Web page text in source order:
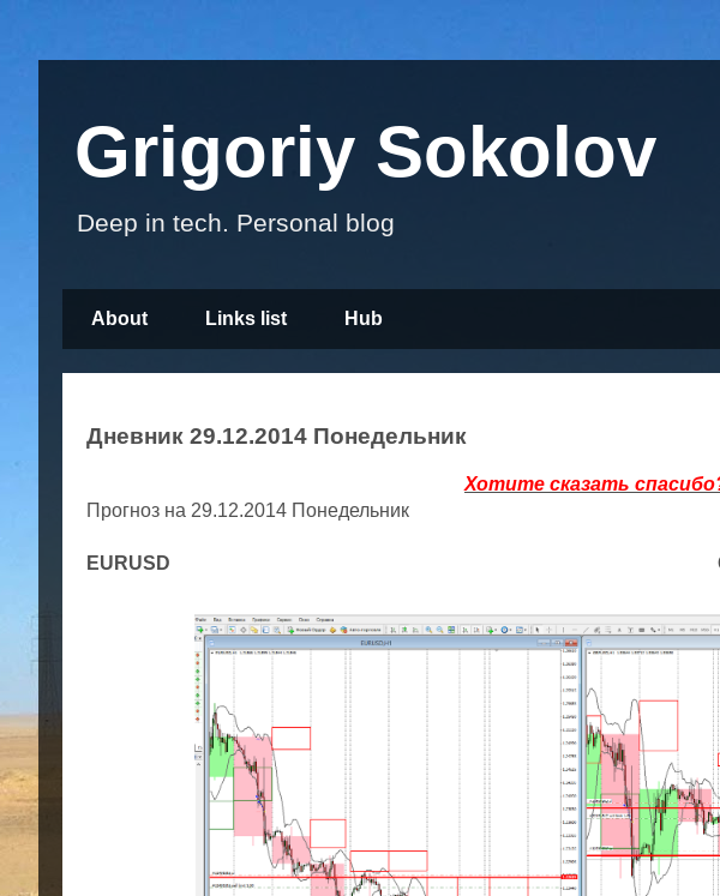
Grigoriy Sokolov
Deep in tech. Personal blog
About Links list Hub
Дневник 29.12.2014 Понедельник
Хотите сказать
Прогноз на 29.12.2014 Понедельник
EURUSD